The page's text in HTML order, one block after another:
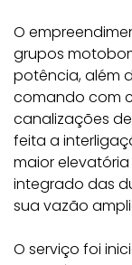
O
grupos
potência, além
comando com
canalizações
feita a
maior
integrado das
sua vazão
O serviço foi